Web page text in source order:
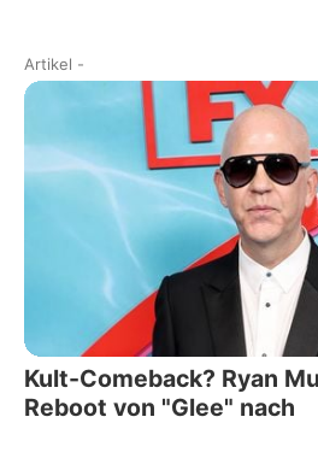
Artikel -
Kult-Comeback? Ryan
Reboot von "Glee" nach